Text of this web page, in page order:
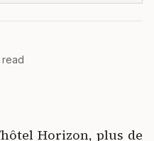
read
Horizon, plus de